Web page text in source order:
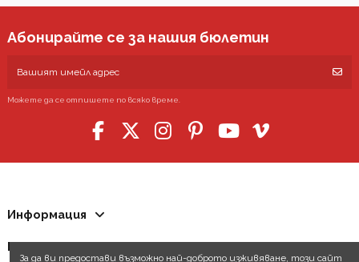
Абонирайте се за нашия бюлетин
Можете да се отпишете по всяко време.
Информация
Контакти
За да ви предостави възможно най-доброто изживяване, този сайт